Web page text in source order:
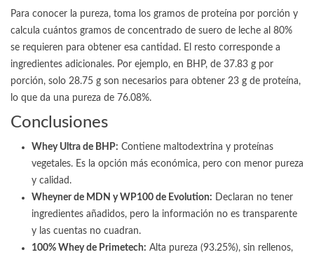
Para conocer la pureza, toma los gramos de proteína por porción y
calcula cuántos gramos de concentrado de suero de leche al 80%
se requieren para obtener esa cantidad. El resto corresponde a
ingredientes adicionales. Por ejemplo, en BHP, de 37.83 g por
porción, solo 28.75 g son necesarios para obtener 23 g de proteína,
lo que da una pureza de 76.08%.
Conclusiones
Whey Ultra de BHP: Contiene maltodextrina y proteínas
vegetales. Es la opción más económica, pero con menor pureza
y calidad.
Wheyner de MDN y WP100 de Evolution: Declaran no tener
ingredientes añadidos, pero la información no es transparente
y las cuentas no cuadran.
100% Whey de Primetech: Alta pureza (93.25%), sin rellenos,